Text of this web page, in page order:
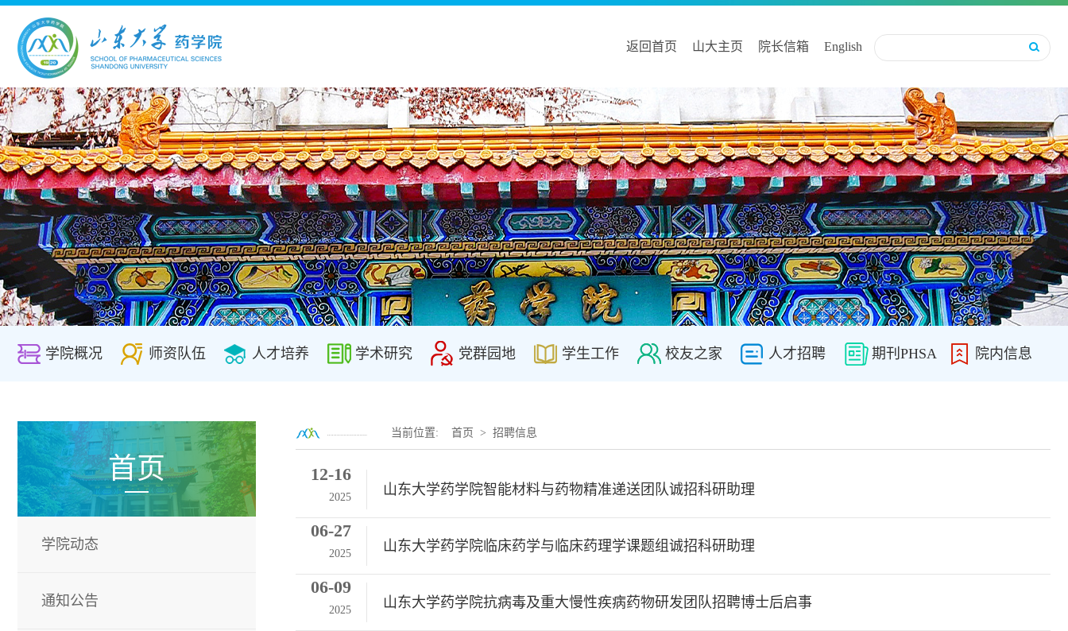
返回首页 山大主页 院长信箱 English
学院概况 师资队伍 人才培养 学术研究 党群园地 学生工作 校友之家 人才招聘 期刊PHSA 院内信息
首页
学院动态
通知公告
当前位置: 首页 > 招聘信息
12-16
2025 山东大学药学院智能材料与药物精准递送团队诚招科研助理
06-27
2025 山东大学药学院临床药学与临床药理学课题组诚招科研助理
06-09
2025 山东大学药学院抗病毒及重大慢性疾病药物研发团队招聘博士后启事